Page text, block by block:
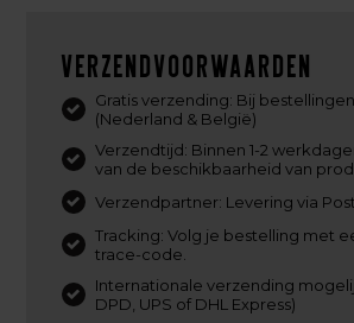
Verzendvoorwaarden
Gratis verzending: Bij
(Nederland & België)
Verzendtijd: Binnen 1-2
van de beschikbaarheid van
Verzendpartner: Levering via
Tracking: Volg je bestelling met
trace-code.
Internationale verzending
DPD, UPS of DHL Express)